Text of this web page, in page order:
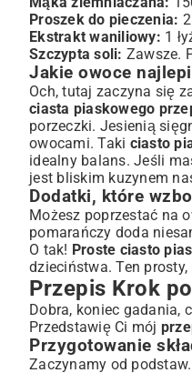
Proszek do pieczenia:
Ekstrakt waniliowy: 1
Szczypta soli: Zawsze.
Jakie owoce
Och, tutaj zaczyna się
ciasta piaskowego
porzeczki. Jesienią
owocami. Taki ciasto
idealny balans. Jeśli
jest bliskim kuzynem
Dodatki, które
Możesz poprzestać na
pomarańczy doda
O tak! Proste ciasto
dzieciństwa. Ten
Przepis Krok
Dobra, koniec gadania,
Przedstawię Ci mój
Przygotowanie
Zaczynamy od